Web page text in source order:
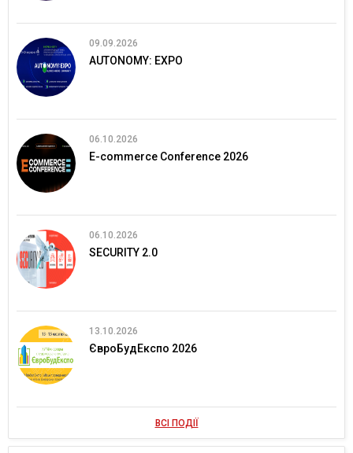
09.09.2026
AUTONOMY: EXPO
06.10.2026
E-commerce Conference 2026
06.10.2026
SECURITY 2.0
13.10.2026
ЄвроБудЕкспо 2026
ВСІ ПОДІЇ